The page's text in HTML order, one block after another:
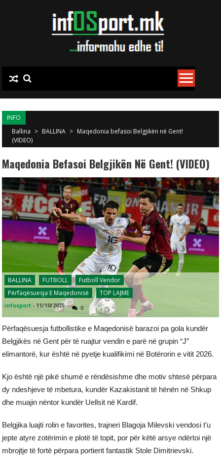
INFO
Ballina > BALLINA > Maqedonia befasoi Belgjikën në Gent!
(VIDEO)
Maqedonia Befasoi Belgjikën Në Gent! (VIDEO)
BALLINA FUTBOLL
Futboll Vendor
Përfaqësuesja E Maqedonisë
TOP LAJME
infosport - 11/10/2025 0
Përfaqësuesja futbollistike e Maqedonisë barazoi pa gola kundër
Belgjikës në Gent për të ruajtur vendin e parë në grupin “J”
elimantorë, kur është në pyetje kualifikimi në Botërorin e vitit 2026.
Kjo është një pikë shumë e rëndësishme dhe motiv shtesë përpara
dy ndeshjeve të mbetura, kundër Kazakistanit të hënën në Shkup
dhe muajin nëntor kundër Uellsit në Kardif.
Belgjika luajti rolin e favorites, trajneri Blagoja Milevski vendosi t’u
jepte atyre zotërimin e plotë të topit, por për këtë arsye ndërtoi një
mbrojtje të fortë përpara portierit fantastik Stole Dimitrievski.